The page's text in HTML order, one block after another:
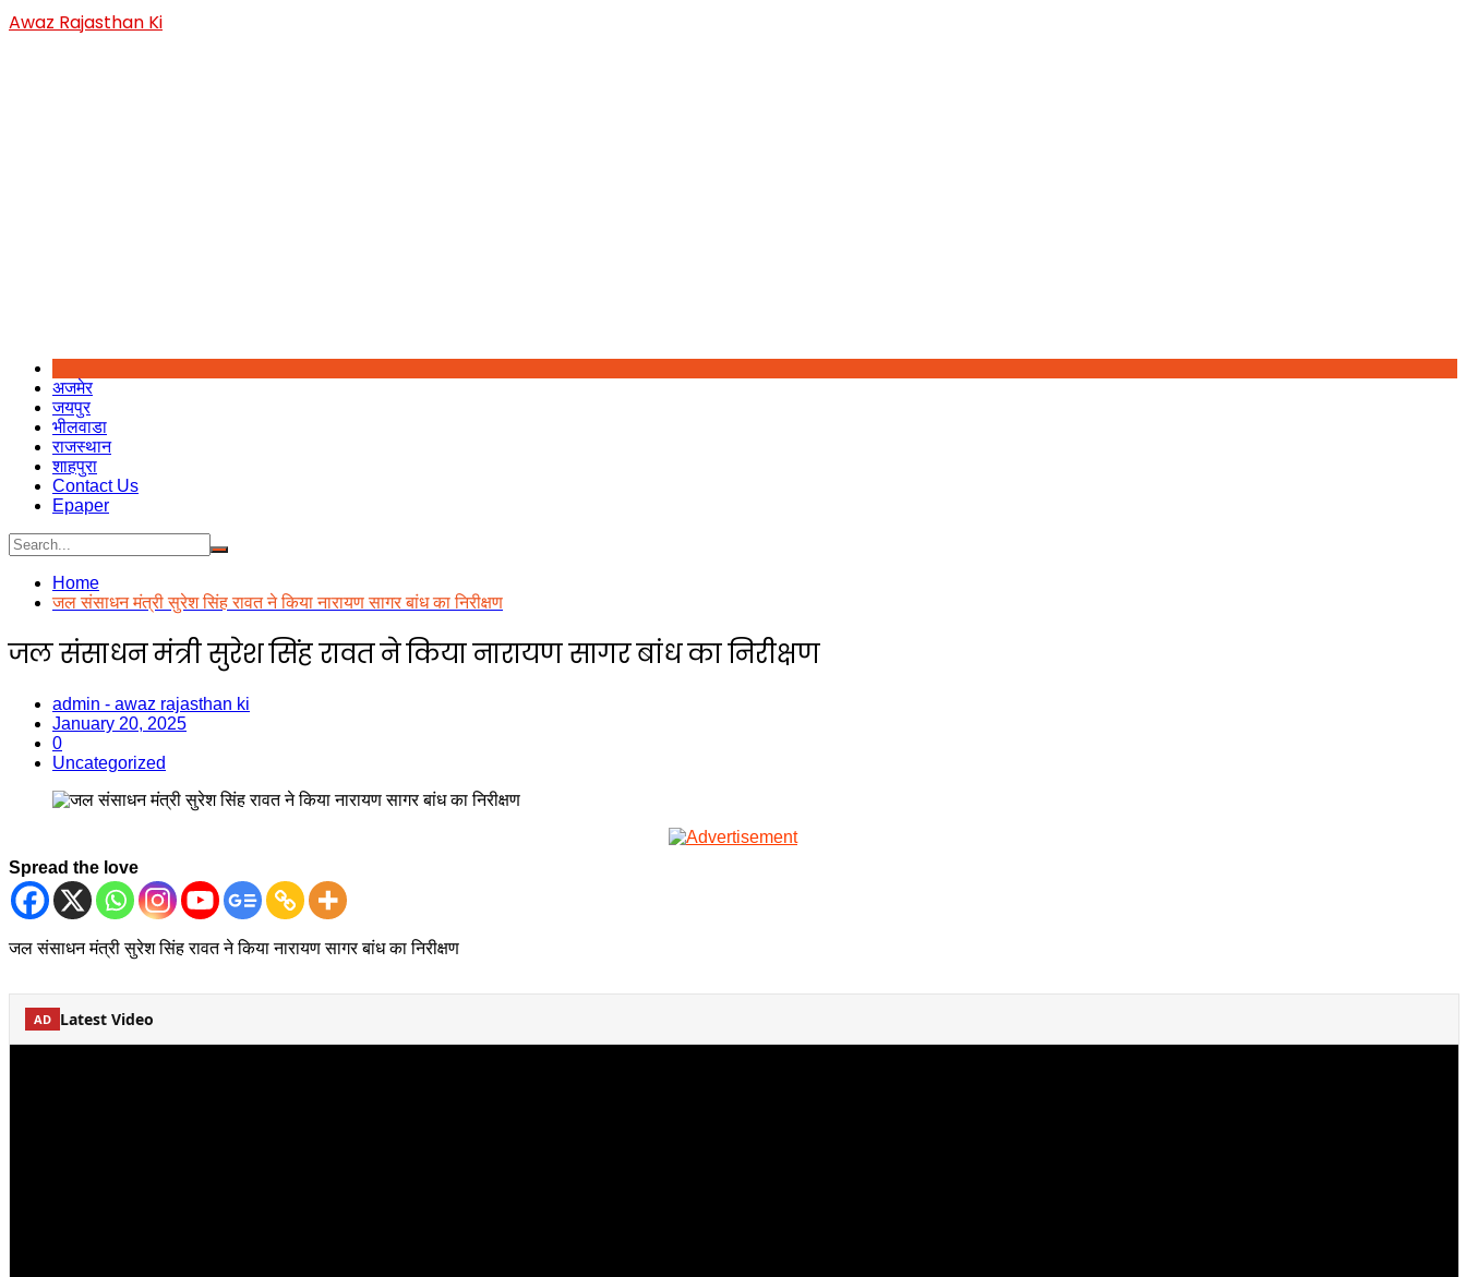
Skip
to
Awaz Rajasthan Ki
अजमेर
जयपुर
भीलवाडा
राजस्थान
शाहपुरा
Contact Us
Epaper
Home
जल संसाधन मंत्री सुरेश सिंह रावत ने किया नारायण सागर बांध का निरीक्षण
जल संसाधन मंत्री सुरेश सिंह रावत ने किया नारायण सागर बांध का निरीक्षण
admin - awaz rajasthan ki
January 20, 2025
0
Uncategorized
Spread the love
जल संसाधन मंत्री सुरेश सिंह रावत ने किया नारायण सागर बांध का निरीक्षण
AD Latest Video